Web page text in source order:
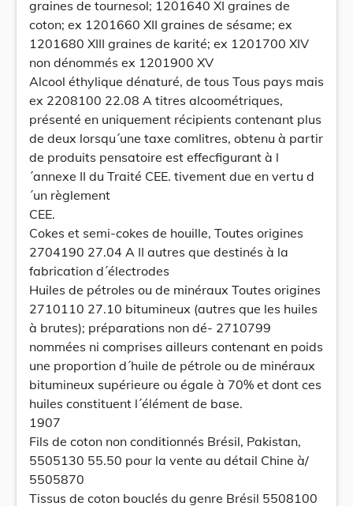
graines de tournesol; 1201640 XI graines de
coton; ex 1201660 XII graines de sésame; ex
1201680 XIII graines de karité; ex 1201700 XIV
non dénommés ex 1201900 XV
Alcool éthylique dénaturé, de tous Tous pays mais
ex 2208100 22.08 A titres alcoométriques,
présenté en uniquement récipients contenant plus
de deux lorsqu´une taxe comlitres, obtenu à partir
de produits pensatoire est effecfigurant à l
´annexe II du Traité CEE. tivement due en vertu d
´un règlement
CEE.
Cokes et semi-cokes de houille, Toutes origines
2704190 27.04 A II autres que destinés à la
fabrication d´électrodes
Huiles de pétroles ou de minéraux Toutes origines
2710110 27.10 bitumineux (autres que les huiles
à brutes); préparations non dé- 2710799
nommées ni comprises ailleurs contenant en poids
une proportion d´huile de pétrole ou de minéraux
bitumineux supérieure ou égale à 70% et dont ces
huiles constituent l´élément de base.
1907
Fils de coton non conditionnés Brésil, Pakistan,
5505130 55.50 pour la vente au détail Chine à/
5505870
Tissus de coton bouclés du genre Brésil 5508100